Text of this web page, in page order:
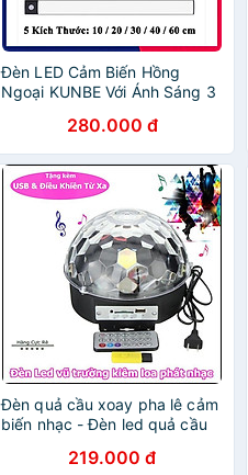
Đèn LED Cảm Biến Hồng
Ngoại KUNBE Với Ánh Sáng 3
Nhiều Kích Cỡ, Phù Hợp Trang
Trí Tủ Quần Áo, Cầu Thang,
Nhà Bếp, Phòng Khách,
Phòng Ngủ
280.000 đ
Đèn quả cầu xoay pha lê cảm
biến nhạc - Đèn led quả cầu
điều khiển kết nối Bluetooth
219.000 đ